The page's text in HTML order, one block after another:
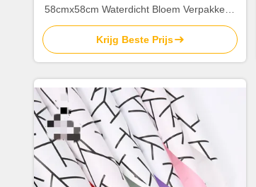
58cmx58cm Waterdicht Bloem Verpakkend
Document 80gsm
Krijg Beste Prijs